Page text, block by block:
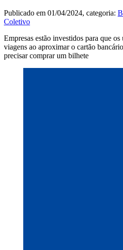
Publicado em 01/04/2024, categoria:
Coletivo
Empresas estão investidos para que os
viagens ao aproximar o cartão
precisar comprar um bilhete